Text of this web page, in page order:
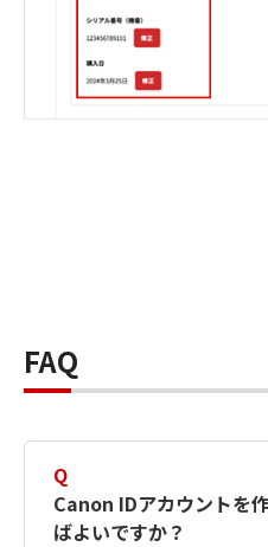
FAQ
Q
Canon IDアカウントを
ばよいですか？